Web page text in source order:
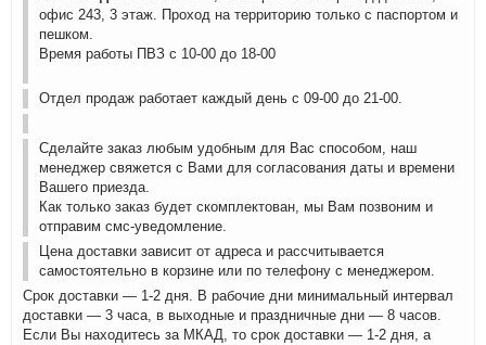
офис 243, 3 этаж. Проход на территорию только с паспортом и
пешком.
Время работы ПВЗ с 10-00 до 18-00
Отдел продаж работает каждый день с 09-00 до 21-00.
Сделайте заказ любым удобным для Вас способом, наш
менеджер свяжется с Вами для согласования даты и времени
Вашего приезда.
Как только заказ будет скомплектован, мы Вам позвоним и
отправим смс-уведомление.
Цена доставки зависит от адреса и рассчитывается
самостоятельно в корзине или по телефону с менеджером.
Срок доставки — 1-2 дня. В рабочие дни минимальный интервал
доставки — 3 часа, в выходные и праздничные дни — 8 часов.
Если Вы находитесь за МКАД, то срок доставки — 1-2 дня, а